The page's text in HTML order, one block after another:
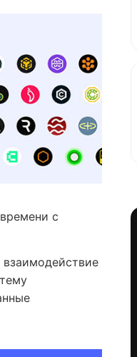
с